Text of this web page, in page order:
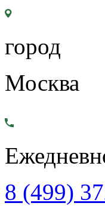
город
Москва
8 (499)